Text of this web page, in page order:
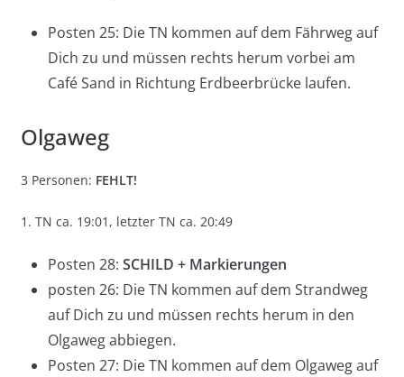
Posten 25: Die TN kommen auf dem Fährweg auf
Dich zu und müssen rechts herum vorbei am
Café Sand in Richtung Erdbeerbrücke laufen.
Olgaweg
3 Personen: FEHLT!
1. TN ca. 19:01, letzter TN ca. 20:49
Posten 28: SCHILD + Markierungen
posten 26: Die TN kommen auf dem Strandweg
auf Dich zu und müssen rechts herum in den
Olgaweg abbiegen.
Posten 27: Die TN kommen auf dem Olgaweg auf